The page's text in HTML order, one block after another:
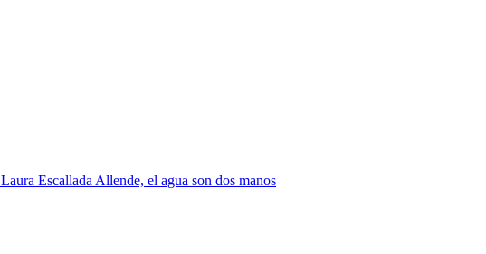
Laura Escallada Allende, el agua son dos manos